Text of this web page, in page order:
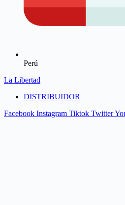
Perú
La Libertad
DISTRIBUIDOR
Facebook Instagram Tiktok Twitter